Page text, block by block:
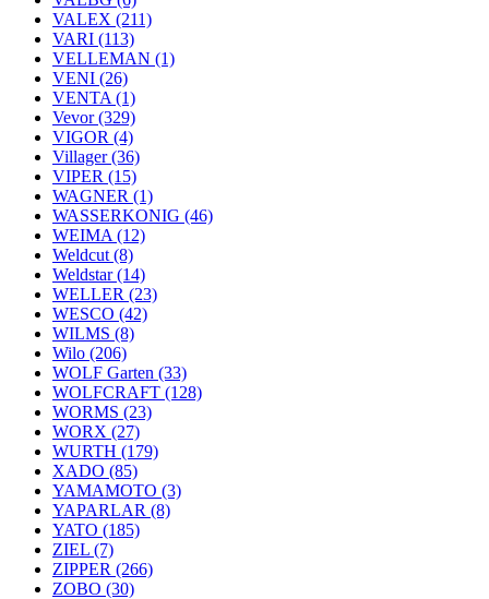
VALEX (211)
VARI (113)
VELLEMAN (1)
VENI (26)
VENTA (1)
Vevor(329)
VIGOR (4)
Villager(36)
VIPER (15)
WAGNER (1)
WASSERKONIG (46)
WEIMA (12)
Weldcut (8)
Weldstar(14)
WELLER (23)
WESCO (42)
WILMS (8)
Wilo (206)
WOLF Garten (33)
WOLFCRAFT (128)
WORMS (23)
WORX (27)
WURTH (179)
XADO (85)
YAMAMOTO (3)
YAPARLAR (8)
YATO (185)
ZIEL (7)
ZIPPER (266)
ZOBO (30)